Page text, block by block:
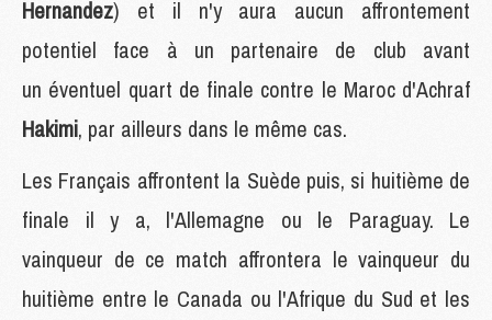
Hernandez) et il n'y aura aucun affrontement
potentiel face à un partenaire de club avant
un éventuel quart de finale contre le Maroc d'Achraf
Hakimi, par ailleurs dans le même cas.
Les Français affrontent la Suède puis, si huitième de
finale il y a, l'Allemagne ou le Paraguay. Le
vainqueur de ce match affrontera le vainqueur du
huitième entre le Canada ou l'Afrique du Sud et les